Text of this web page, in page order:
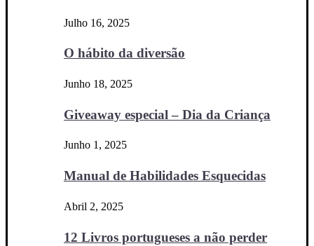
Julho 16, 2025
O hábito da diversão
Junho 18, 2025
Giveaway especial – Dia da Criança
Junho 1, 2025
Manual de Habilidades Esquecidas
Abril 2, 2025
12 Livros portugueses a não perder